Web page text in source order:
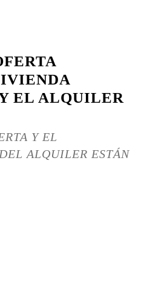
EL ALQUILER
Y EL
ALQUILER ESTÁN